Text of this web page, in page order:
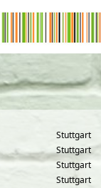
Stuttgart
Stuttgart
Stuttgart
Stuttgart